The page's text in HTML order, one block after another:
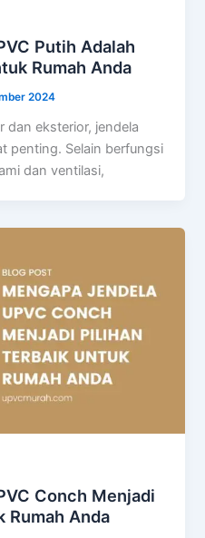
Putih Adalah
Rumah Anda
2024
dan eksterior, jendela
penting. Selain berfungsi
dan ventilasi,
Conch Menjadi
Rumah Anda